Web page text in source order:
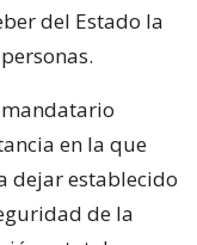
del Estado la
en la que
dejar establecido
de la